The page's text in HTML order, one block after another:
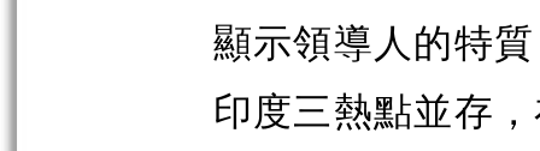
顯示領導人的特
印度三熱點並存